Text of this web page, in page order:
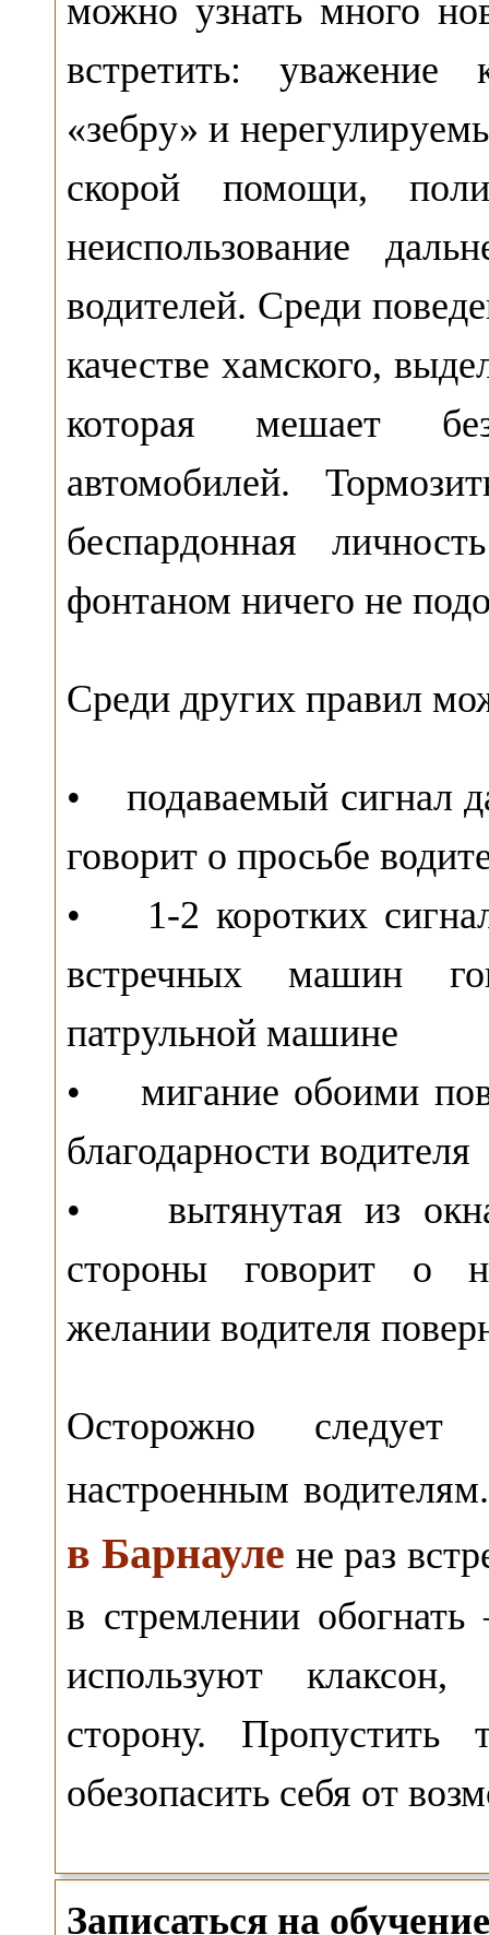
можно узнать много
встретить:
«зебру» и
скорой помощи,
неиспользование
водителей. Среди
качестве хамского,
которая мешает
автомобилей.
беспардонная
фонтаном ничего не
Среди других правил
• подаваемый сигнал
говорит о просьбе
• 1-2 коротких
встречных машин
патрульной машине
• мигание обоими
благодарности водителя
• вытянутая из
стороны говорит о
желании водителя
Осторожно следует
настроенным
в Барнауле не раз
в стремлении
используют
сторону.
обезопасить себя от
Записаться на